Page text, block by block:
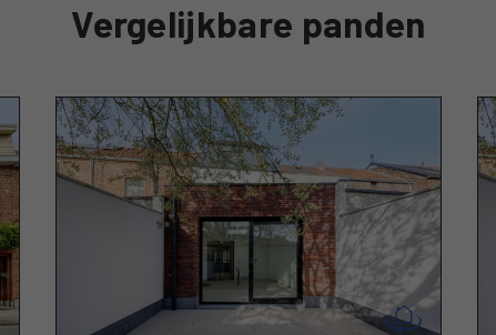
Vergelijkbare panden